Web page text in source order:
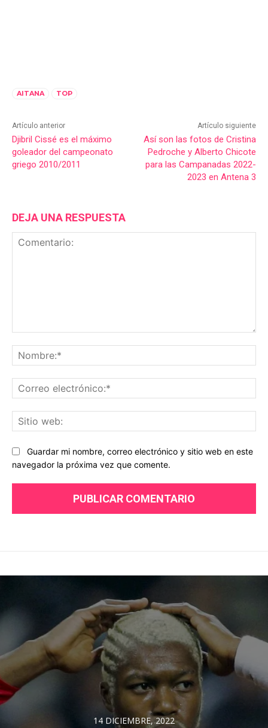
AITANA TOP
Artículo anterior
Djibril Cissé es el máximo
goleador del campeonato
griego 2010/2011
Artículo siguiente
Así son las fotos de Cristina
Pedroche y Alberto Chicote
para las Campanadas 2022-
2023 en Antena 3
DEJA UNA RESPUESTA
Guardar mi nombre, correo electrónico y sitio web en este
navegador la próxima vez que comente.